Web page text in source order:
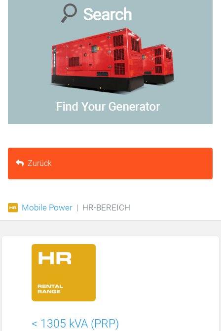
Zurück
Mobile Power HR-BEREICH
< 1305 kVA (PRP)